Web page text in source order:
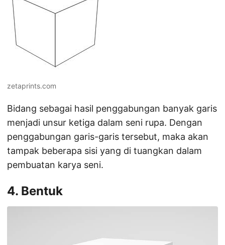
zetaprints.com
Bidang sebagai hasil penggabungan banyak garis
menjadi unsur ketiga dalam seni rupa. Dengan
penggabungan garis-garis tersebut, maka akan
tampak beberapa sisi yang di tuangkan dalam
pembuatan karya seni.
4. Bentuk